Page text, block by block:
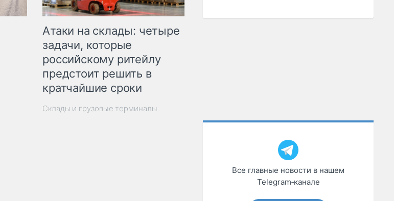
Атаки на склады: четыре
задачи, которые
российскому ритейлу
предстоит решить в
кратчайшие сроки
Склады и грузовые терминалы
Все главные новости в нашем
Telegram‑канале